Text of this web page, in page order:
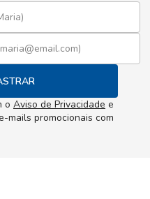
o Aviso de Privacidade e
mails promocionais com